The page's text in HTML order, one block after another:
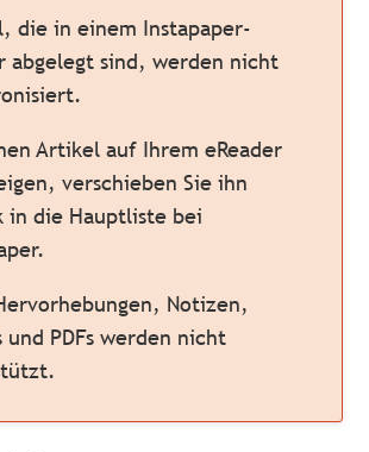
die in einem Instapaper-
abgelegt sind, werden nicht
Artikel auf Ihrem eReader
verschieben Sie ihn
in die Hauptliste bei
Notizen,
und PDFs werden nicht